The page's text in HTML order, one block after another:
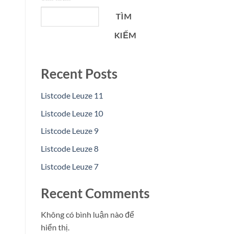
TÌM
KIẾM
Recent Posts
Listcode Leuze 11
Listcode Leuze 10
Listcode Leuze 9
Listcode Leuze 8
Listcode Leuze 7
Recent Comments
Không có bình luận nào để
hiển thị.